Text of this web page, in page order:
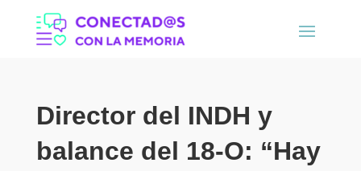
Director del INDH y
balance del 18-O: “Hay